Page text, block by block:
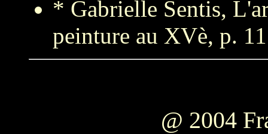
* Gabrielle Sentis,
peinture au XVè, p.
@ 2004